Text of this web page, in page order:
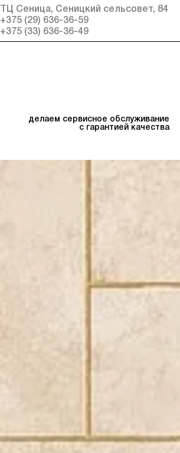
ТЦ Сеница, Сеницкий сельсовет, 84
+375 (29) 636-36-59
+375 (33) 636-36-49
делаем сервисное обслуживание
с гарантией качества